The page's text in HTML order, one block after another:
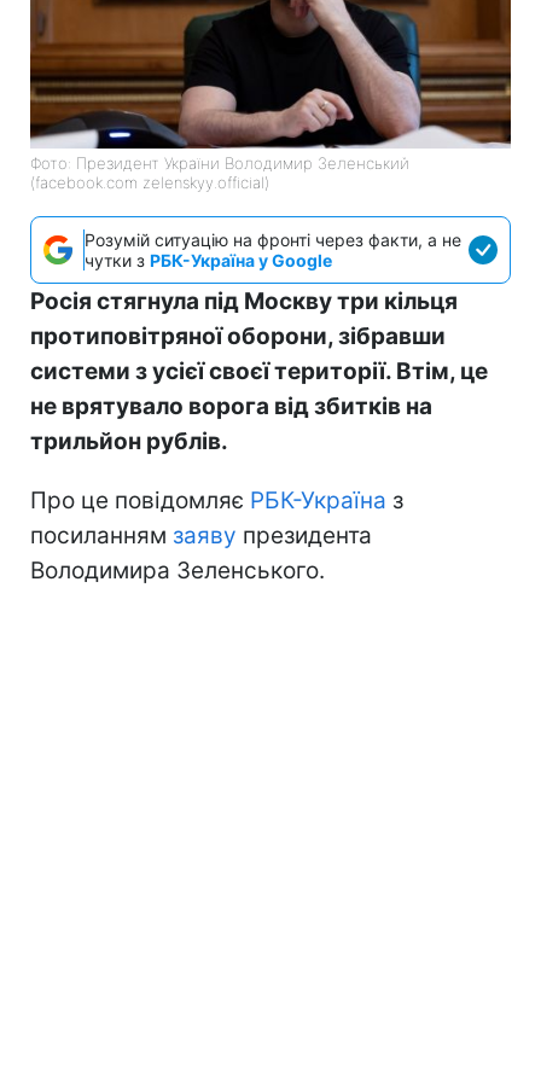
Фото: Президент України Володимир Зеленський
(facebook.com zelenskyy.official)
Розумій ситуацію на фронті через факти, а не
чутки з РБК-Україна у Google
Росія стягнула під Москву три кільця
протиповітряної оборони, зібравши
системи з усієї своєї території. Втім, це
не врятувало ворога від збитків на
трильйон рублів.
Про це повідомляє РБК-Україна з
посиланням заяву президента
Володимира Зеленського.